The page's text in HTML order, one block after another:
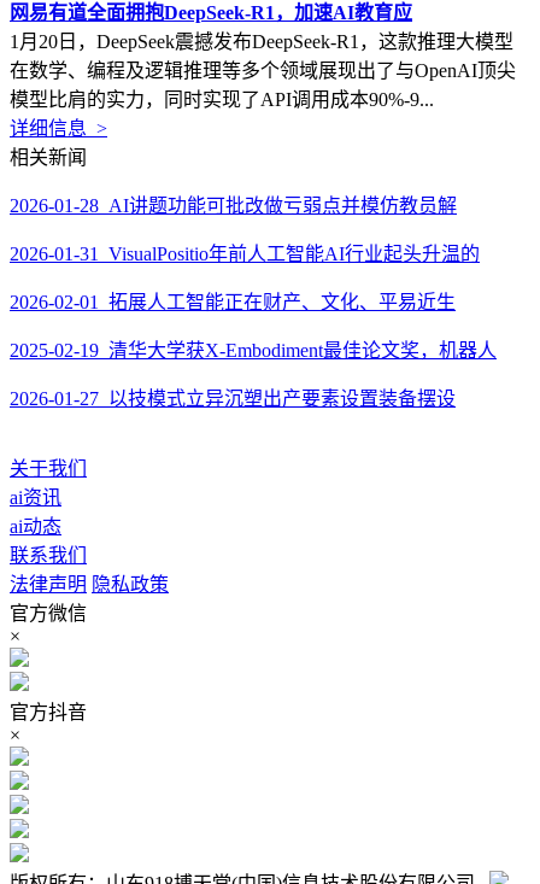
网易有道全面拥抱DeepSeek-R1，加速AI教育应
1月20日，DeepSeek震撼发布DeepSeek-R1，这款推理大模型
在数学、编程及逻辑推理等多个领域展现出了与OpenAI顶尖
模型比肩的实力，同时实现了API调用成本90%-9...
详细信息 >
相关新闻
2026-01-28 AI讲题功能可批改做亏弱点并模仿教员解
2026-01-31 VisualPositio年前人工智能AI行业起头升温的
2026-02-01 拓展人工智能正在财产、文化、平易近生
2025-02-19 清华大学获X-Embodiment最佳论文奖，机器人
2026-01-27 以技模式立异沉塑出产要素设置装备摆设
关于我们
ai资讯
ai动态
联系我们
法律声明 隐私政策
官方微信
×
官方抖音
×